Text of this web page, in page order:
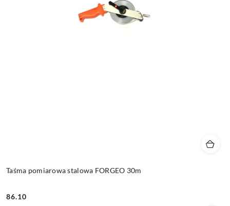
Taśma pomiarowa stalowa FORGEO 30m
Cena:
86.10